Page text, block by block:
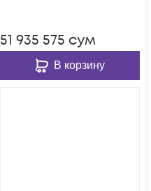
51 935 575 сум
В корзину